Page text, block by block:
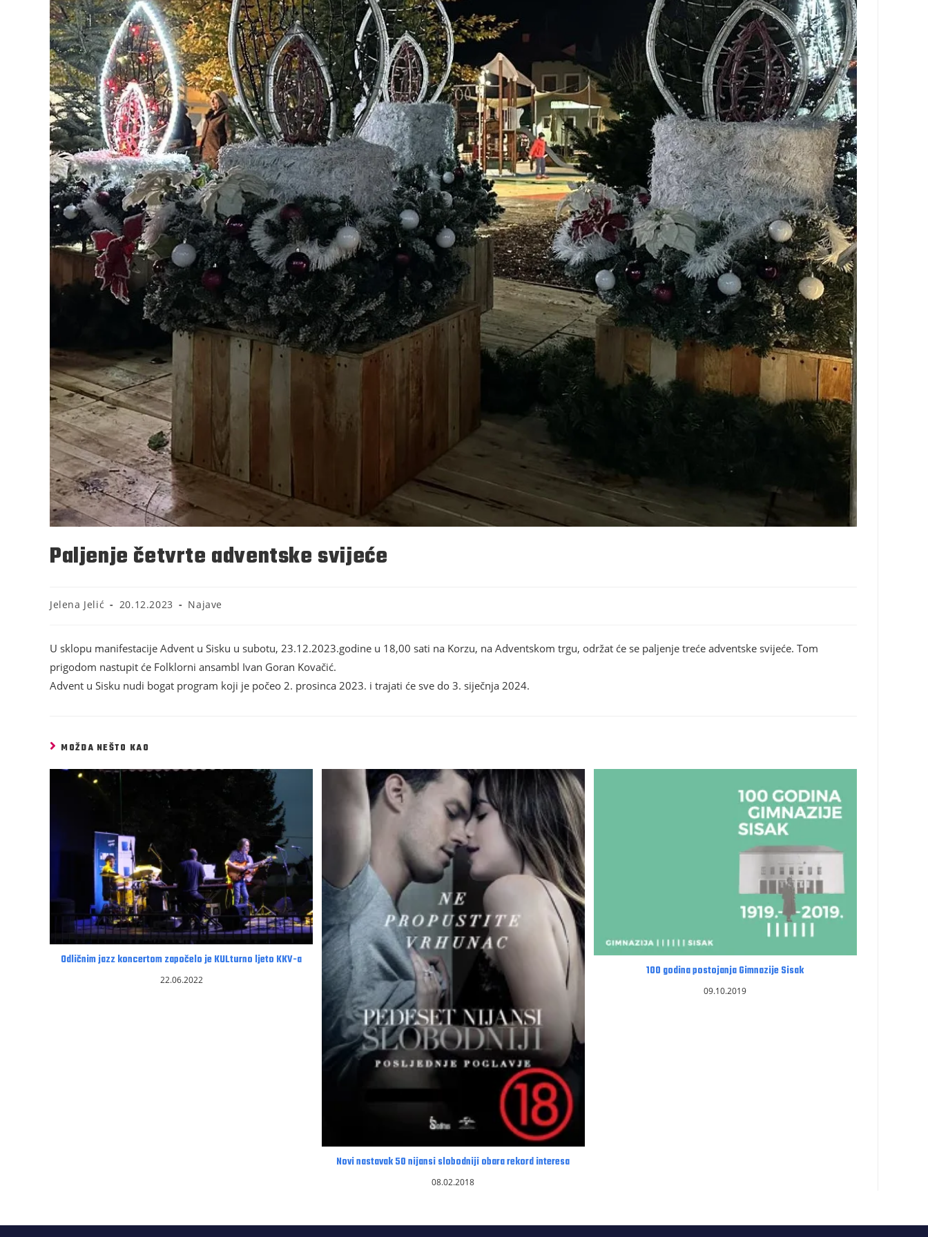
Paljenje četvrte adventske svijeće
Jelena Jelić 20.12.2023 Najave
U sklopu manifestacije Advent u Sisku u subotu, 23.12.2023.godine u 18,00 sati na Korzu, na Adventskom trgu, održat će se paljenje treće adventske svijeće. Tom
prigodom nastupit će Folklorni ansambl Ivan Goran Kovačić.
Advent u Sisku nudi bogat program koji je počeo 2. prosinca 2023. i trajati će sve do 3. siječnja 2024.
MOŽDA NEŠTO KAO
Odličnim jazz koncertom započelo je KULturno ljeto KKV-a
22.06.2022
Novi nastavak 50 nijansi slobodniji obara rekord interesa
08.02.2018
100 godina postojanja Gimnazije Sisak
09.10.2019